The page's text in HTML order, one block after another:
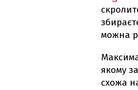
можна
якому
схожа